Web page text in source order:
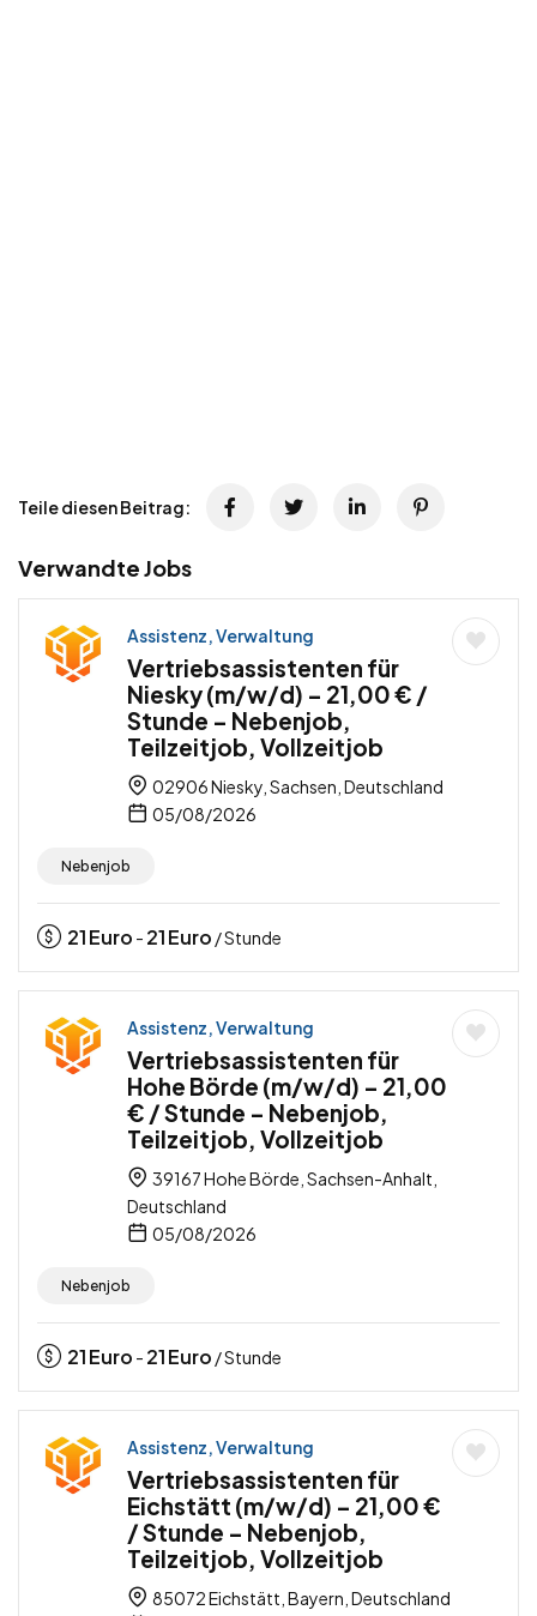
Teile diesen Beitrag:
Verwandte Jobs
Assistenz, Verwaltung
Vertriebsassistenten für
Niesky (m/w/d) – 21,00 € /
Stunde – Nebenjob,
Teilzeitjob, Vollzeitjob
02906 Niesky, Sachsen, Deutschland
05/08/2026
Nebenjob
21Euro - 21Euro / Stunde
Assistenz, Verwaltung
Vertriebsassistenten für
Hohe Börde (m/w/d) – 21,00
€ / Stunde – Nebenjob,
Teilzeitjob, Vollzeitjob
39167 Hohe Börde, Sachsen-Anhalt,
Deutschland
05/08/2026
Nebenjob
21Euro - 21Euro / Stunde
Assistenz, Verwaltung
Vertriebsassistenten für
Eichstätt (m/w/d) – 21,00 €
/ Stunde – Nebenjob,
Teilzeitjob, Vollzeitjob
85072 Eichstätt, Bayern, Deutschland